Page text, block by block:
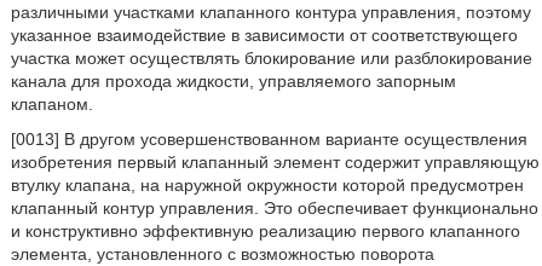
различными участками клапанного контура управления, поэтому
указанное взаимодействие в зависимости от соответствующего
участка может осуществлять блокирование или разблокирование
канала для прохода жидкости, управляемого запорным
клапаном.
[0013] В другом усовершенствованном варианте осуществления
изобретения первый клапанный элемент содержит управляющую
втулку клапана, на наружной окружности которой предусмотрен
клапанный контур управления. Это обеспечивает функционально
и конструктивно эффективную реализацию первого клапанного
элемента, установленного с возможностью поворота